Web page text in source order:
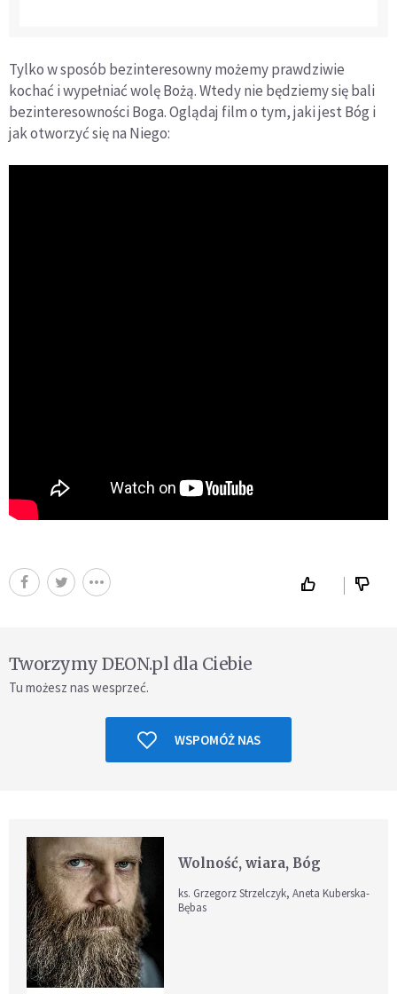
Tylko w sposób bezinteresowny możemy prawdziwie
kochać i wypełniać wolę Bożą. Wtedy nie będziemy się bali
bezinteresowności Boga. Oglądaj film o tym, jaki jest Bóg i
jak otworzyć się na Niego:
Tworzymy DEON.pl dla Ciebie
Tu możesz nas wesprzeć.
WSPOMÓŻ NAS
Wolność, wiara, Bóg
ks. Grzegorz Strzelczyk, Aneta Kuberska-
Bębas